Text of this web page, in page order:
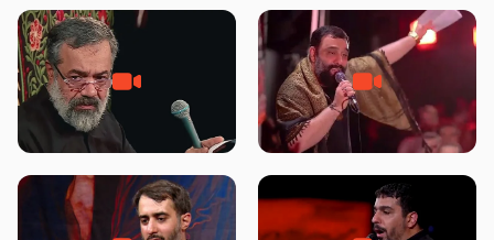
جانا جانا ابی عبدالله – کربلایی جواد
مقدم – شب هشتم محرم 1448 –
مادر منم مثل تو خمیدم – حاج
محمود کریمی – شهادت حضرت
هیئت رایة العباس علیه السلام